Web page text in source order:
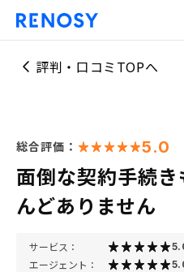
評判・口コミTOPへ
総合評価： 5.0
面倒な契約手続
んどありません
サービス：
エージェント：